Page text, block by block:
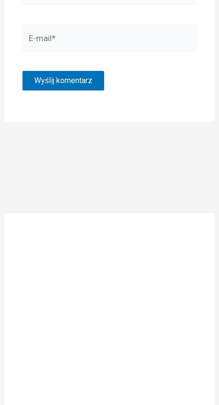
mail*